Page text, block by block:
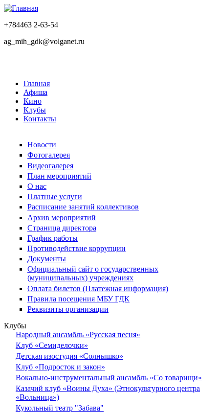
+784463 2-63-54
ag_mih_gdk@volganet.ru
Главная
Афиша
Кино
Клубы
Контакты
Новости
Фотогалерея
Видеогалерея
План мероприятий
О нас
Платные услуги
Расписание занятий коллективов
Архив мероприятий
Страница директора
График работы
Противодействие коррупции
Документы
Официальный сайт о государственных
(муниципальных) учреждениях
Оплата билетов (Платежная информация)
Правила посещения МБУ ГДК
Реквизиты организации
Клубы
Народный ансамбль «Русская песня»
Клуб «Семиделочки»
Детская изостудия «Солнышко»
Клуб «Подросток и закон»
Вокально-инструментальный ансамбль «Со товарищи»
Казачий клуб «Воины Духа» (Этнокультурного центра
«Вольница»)
Кукольный театр "Забава"